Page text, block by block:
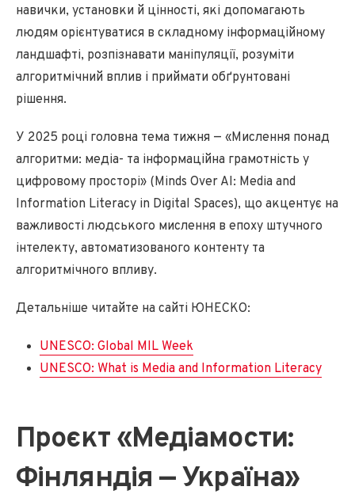
навички, установки й цінності, які допомагають
людям орієнтуватися в складному інформаційному
ландшафті, розпізнавати маніпуляції, розуміти
алгоритмічний вплив і приймати обґрунтовані
рішення.
У 2025 році головна тема тижня — «Мислення понад
алгоритми: медіа- та інформаційна грамотність у
цифровому просторі» (Minds Over AI: Media and
Information Literacy in Digital Spaces), що акцентує на
важливості людського мислення в епоху штучного
інтелекту, автоматизованого контенту та
алгоритмічного впливу.
Детальніше читайте на сайті ЮНЕСКО:
UNESCO: Global MIL Week
UNESCO: What is Media and Information Literacy
Проєкт «Медіамости:
Фінляндія — Україна»